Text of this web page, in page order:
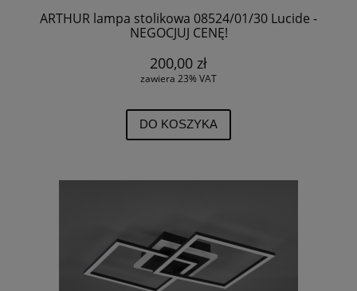
ARTHUR lampa stolikowa 08524/01/30 Lucide -
NEGOCJUJ CENĘ!
200,00 zł
zawiera 23% VAT
DO KOSZYKA